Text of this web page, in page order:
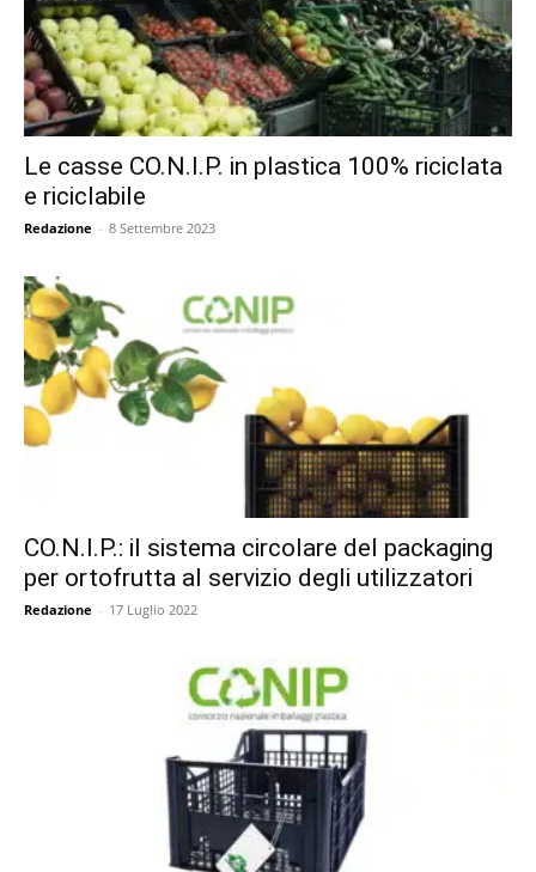
Le casse CO.N.I.P. in plastica 100% riciclata
e riciclabile
Redazione - 8 Settembre 2023
CO.N.I.P.: il sistema circolare del packaging
per ortofrutta al servizio degli utilizzatori
Redazione - 17 Luglio 2022